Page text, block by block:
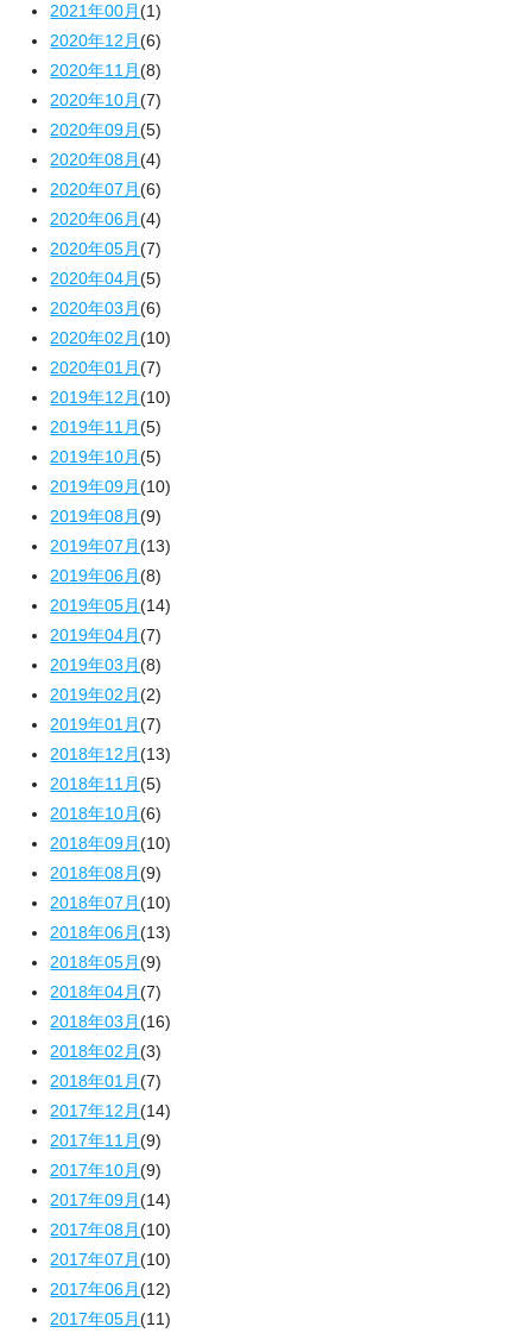
2021年00月(1)
2020年12月(6)
2020年11月(8)
2020年10月(7)
2020年09月(5)
2020年08月(4)
2020年07月(6)
2020年06月(4)
2020年05月(7)
2020年04月(5)
2020年03月(6)
2020年02月(10)
2020年01月(7)
2019年12月(10)
2019年11月(5)
2019年10月(5)
2019年09月(10)
2019年08月(9)
2019年07月(13)
2019年06月(8)
2019年05月(14)
2019年04月(7)
2019年03月(8)
2019年02月(2)
2019年01月(7)
2018年12月(13)
2018年11月(5)
2018年10月(6)
2018年09月(10)
2018年08月(9)
2018年07月(10)
2018年06月(13)
2018年05月(9)
2018年04月(7)
2018年03月(16)
2018年02月(3)
2018年01月(7)
2017年12月(14)
2017年11月(9)
2017年10月(9)
2017年09月(14)
2017年08月(10)
2017年07月(10)
2017年06月(12)
2017年05月(11)